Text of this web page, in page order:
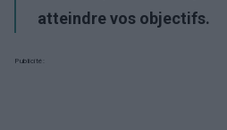
atteindre vos objectifs.
Publicité: